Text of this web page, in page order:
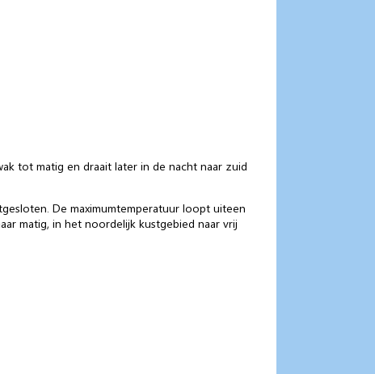
tot matig en draait later in de nacht naar zuid
De maximumtemperatuur loopt uiteen
matig, in het noordelijk kustgebied naar vrij